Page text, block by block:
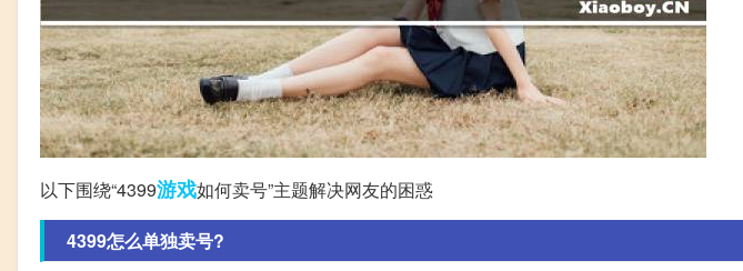
以下围绕“4399游戏如何卖号”主题解决网友的困惑
4399怎么单独卖号?